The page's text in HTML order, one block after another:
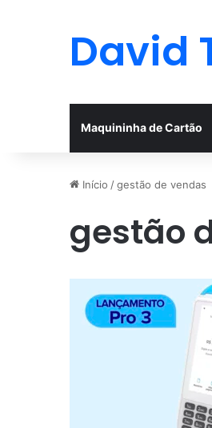
David
Maquininha de Cartão
Início /gestão de vendas
gestão